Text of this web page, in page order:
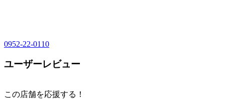
0952-22-0110
ユーザーレビュー
この店舗を応援する！